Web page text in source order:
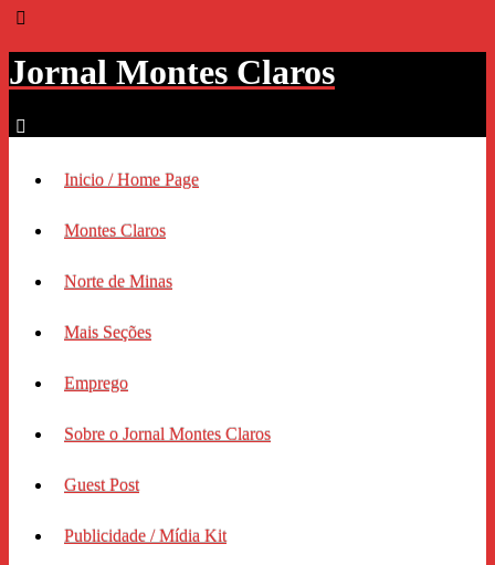
Jornal Montes Claros
Inicio / Home Page
Montes Claros
Norte de Minas
Mais Seções
Emprego
Sobre o Jornal Montes Claros
Guest Post
Publicidade / Mídia Kit